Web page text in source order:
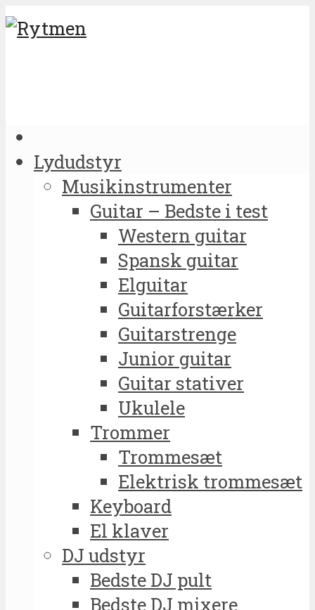
Lydudstyr
Musikinstrumenter
Guitar – Bedste i test
Western guitar
Spansk guitar
Elguitar
Guitarforstærker
Guitarstrenge
Junior guitar
Guitar stativer
Ukulele
Trommer
Trommesæt
Elektrisk trommesæt
Keyboard
El klaver
DJ udstyr
Bedste DJ pult
Bedste DJ mixere